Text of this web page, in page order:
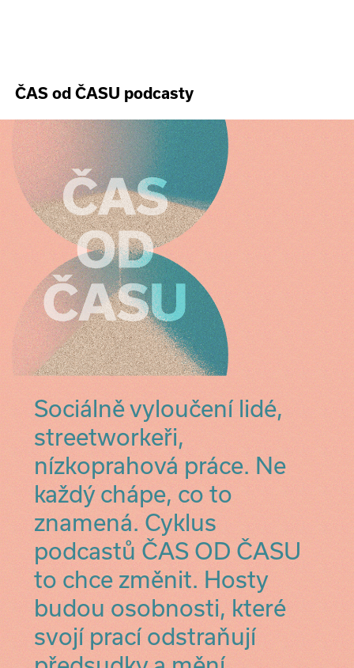
ČAS od ČASU podcasty
Sociálně vyloučení lidé,
streetworkeři,
nízkoprahová práce. Ne
každý chápe, co to
znamená. Cyklus
podcastů ČAS OD ČASU
to chce změnit. Hosty
budou osobnosti, které
svojí prací odstraňují